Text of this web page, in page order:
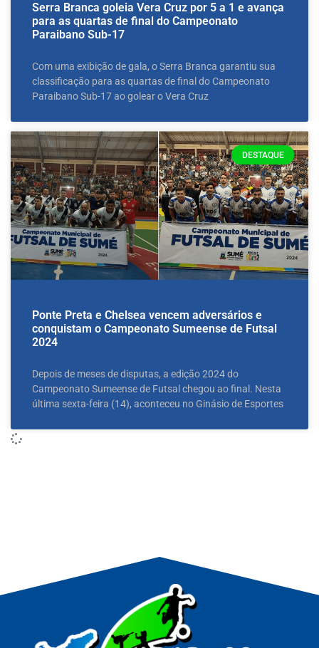
Serra Branca goleia Vera Cruz por 5 a 1 e avança
para as quartas de final do Campeonato
Paraibano Sub-17
Com uma exibição de gala, o Serra Branca garantiu sua
classificação para as quartas de final do Campeonato
Paraibano Sub-17 ao golear o Vera Cruz
DESTAQUE
Ponte Preta e Chelsea vencem adversários e
conquistam o Campeonato Sumeense de Futsal
2024
Depois de meses de disputas, a edição 2024 do
Campeonato Sumeense de Futsal chegou ao final. Nesta
última sexta-feira (14), aconteceu no Ginásio de Esportes